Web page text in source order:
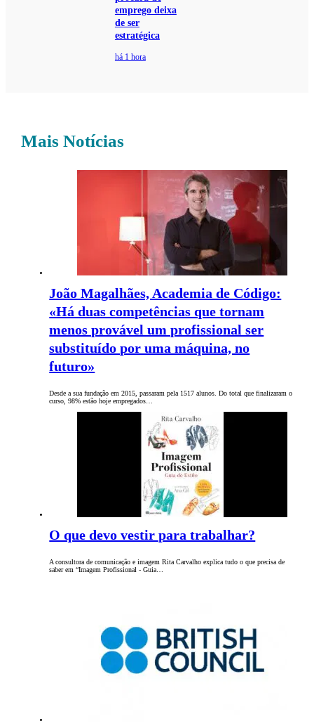
emprego deixa
de ser
estratégica
há 1 hora
Mais Notícias
João Magalhães, Academia de Código:
«Há duas competências que tornam
menos provável um profissional ser
substituído por uma máquina, no
futuro»
Desde a sua fundação em 2015, passaram pela 1517 alunos. Do total que finalizaram o
curso, 98% estão hoje empregados…
O que devo vestir para trabalhar?
A consultora de comunicação e imagem Rita Carvalho explica tudo o que precisa de
saber em “Imagem Profissional - Guia…